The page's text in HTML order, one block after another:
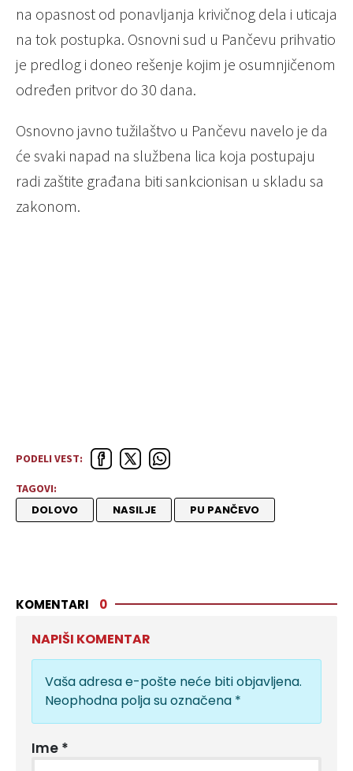
na opasnost od ponavljanja krivičnog dela i uticaja
na tok postupka. Osnovni sud u Pančevu prihvatio
je predlog i doneo rešenje kojim je osumnjičenom
određen pritvor do 30 dana.
Osnovno javno tužilaštvo u Pančevu navelo je da
će svaki napad na službena lica koja postupaju
radi zaštite građana biti sankcionisan u skladu sa
zakonom.
PODELI VEST:
TAGOVI:
DOLOVO NASILJE PU PANČEVO
KOMENTARI 0
NAPIŠI KOMENTAR
Vaša adresa e-pošte neće biti objavljena.
Neophodna polja su označena *
Ime *